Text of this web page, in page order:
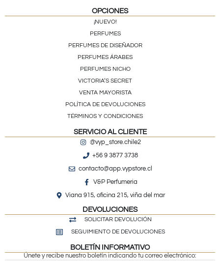
OPCIONES
¡NUEVO!
PERFUMES
PERFUMES DE DISEÑADOR
PERFUMES ÁRABES
PERFUMES NICHO
VICTORIA’S SECRET
VENTA MAYORISTA
POLÍTICA DE DEVOLUCIONES
TÉRMINOS Y CONDICIONES
SERVICIO AL CLIENTE
@vyp_store.chile2
+56 9 3877 3738
contacto@app.vypstore.cl
V&P Perfumeria
Viana 915, oficina 215, viña del mar
DEVOLUCIONES
SOLICITAR DEVOLUCIÓN
SEGUIMIENTO DE DEVOLUCIONES
BOLETÍN INFORMATIVO
Únete y recibe nuestro boletín indicando tu correo electrónico: